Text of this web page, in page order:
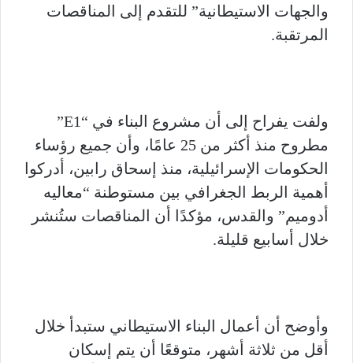
والجهات الاستيطانية” للتقدم إلى المناقصات
المرتقبة.
ولفت يفراح إلى أن مشروع البناء في “E1”
مطروح منذ أكثر من 25 عامًا، وأن جميع رؤساء
الحكومات الإسرائيلية، منذ إسحاق رابين، أدركوا
أهمية الربط الجغرافي بين مستوطنة “معاليه
أدوميم” والقدس، مؤكدًا أن المناقصات ستُنشر
خلال أسابيع قليلة.
وأوضح أن أعمال البناء الاستيطاني ستبدأ خلال
أقل من ثلاثة أشهر، متوقعًا أن يتم إسكان